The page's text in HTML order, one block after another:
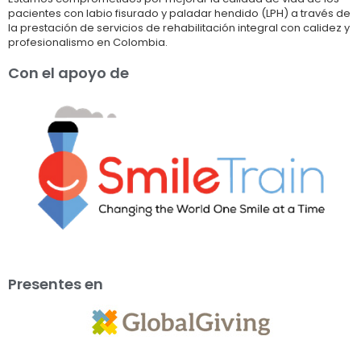
pacientes con labio fisurado y paladar hendido (LPH) a través de
la prestación de servicios de rehabilitación integral con calidez y
profesionalismo en Colombia.
Con el apoyo de
Presentes en